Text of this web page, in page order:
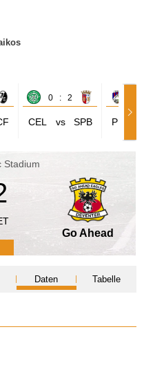
0 : 2
CEL vs SPB PLZ
Stadium
Go Ahead
Daten Tabelle